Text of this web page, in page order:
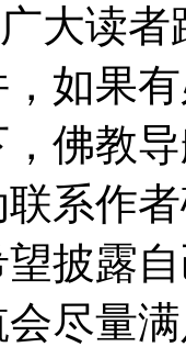
大读
如果
佛教
系作
披露
尽量